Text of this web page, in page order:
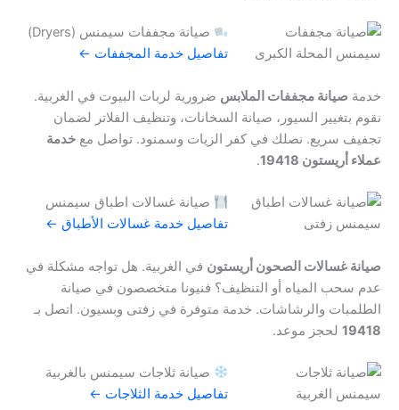
صيانة مجففات سيمنس (Dryers)
تفاصيل خدمة المجففات ←
خدمة صيانة مجففات الملابس ضرورية لربات البيوت في الغربية.
نقوم بتغيير السيور، صيانة السخانات، وتنظيف الفلاتر لضمان
تجفيف سريع. نصلك في كفر الزيات وسمنود. تواصل مع خدمة
عملاء أريستون 19418
.
صيانة غسالات اطباق سيمنس
تفاصيل خدمة غسالات الأطباق ←
صيانة غسالات الصحون أريستون في الغربية. هل تواجه مشكلة في
عدم سحب المياه أو التنظيف؟ فنيونا متخصصون في صيانة
الطلمبات والرشاشات. خدمة متوفرة في زفتى وبسيون. اتصل بـ
19418 لحجز موعد.
صيانة ثلاجات سيمنس بالغربية
تفاصيل خدمة الثلاجات ←